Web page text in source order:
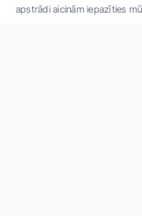
apstrādi aicinām iepazīties